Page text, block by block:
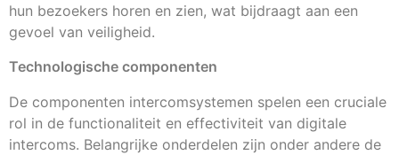
hun bezoekers horen en zien, wat bijdraagt aan een
gevoel van veiligheid.
Technologische componenten
De componenten intercomsystemen spelen een cruciale
rol in de functionaliteit en effectiviteit van digitale
intercoms. Belangrijke onderdelen zijn onder andere de